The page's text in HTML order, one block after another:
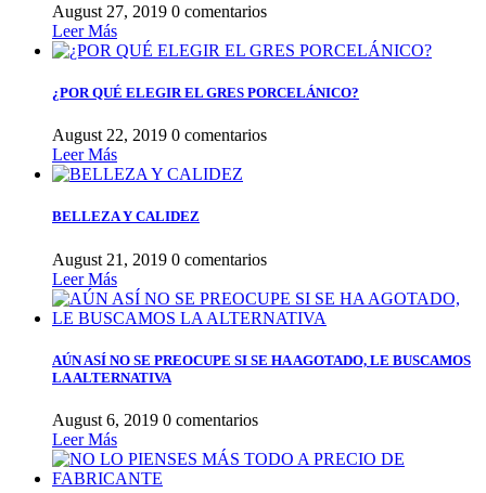
August 27, 2019 0 comentarios
Leer Más
¿POR QUÉ ELEGIR EL GRES PORCELÁNICO?
August 22, 2019 0 comentarios
Leer Más
BELLEZA Y CALIDEZ
August 21, 2019 0 comentarios
Leer Más
AÚN ASÍ NO SE PREOCUPE SI SE HA AGOTADO, LE BUSCAMOS
LA ALTERNATIVA
August 6, 2019 0 comentarios
Leer Más